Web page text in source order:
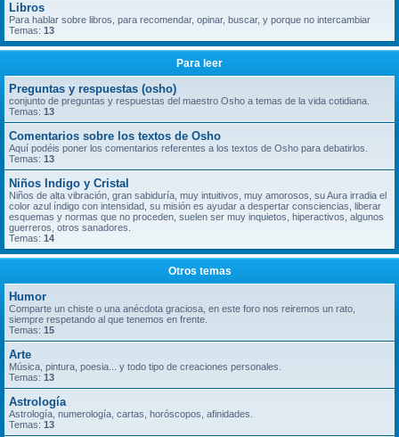
Libros
Para hablar sobre libros, para recomendar, opinar, buscar, y porque no intercambiar
Temas: 13
Para leer
Preguntas y respuestas (osho)
conjunto de preguntas y respuestas del maestro Osho a temas de la vida cotidiana.
Temas: 13
Comentarios sobre los textos de Osho
Aquí podéis poner los comentarios referentes a los textos de Osho para debatirlos.
Temas: 13
Niños Indigo y Cristal
Niños de alta vibración, gran sabiduría, muy intuitivos, muy amorosos, su Aura irradia el
color azul índigo con intensidad, su misión es ayudar a despertar consciencias, liberar
esquemas y normas que no proceden, suelen ser muy inquietos, hiperactivos, algunos
guerreros, otros sanadores.
Temas: 14
Otros temas
Humor
Comparte un chiste o una anécdota graciosa, en este foro nos reiremos un rato,
siempre respetando al que tenemos en frente.
Temas: 15
Arte
Música, pintura, poesia... y todo tipo de creaciones personales.
Temas: 13
Astrología
Astrología, numerología, cartas, horóscopos, afinidades.
Temas: 13